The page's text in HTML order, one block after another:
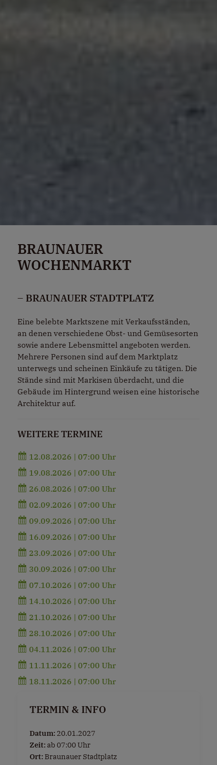
BRAUNAUER
WOCHENMARKT
– BRAUNAUER STADTPLATZ
Eine belebte Marktszene mit Verkaufsständen,
an denen verschiedene Obst- und Gemüsesorten
sowie andere Lebensmittel angeboten werden.
Mehrere Personen sind auf dem Marktplatz
unterwegs und scheinen Einkäufe zu tätigen. Die
Stände sind mit Markisen überdacht, und die
Gebäude im Hintergrund weisen eine historische
Architektur auf.
WEITERE TERMINE
12.08.2026 | 07:00 Uhr
19.08.2026 | 07:00 Uhr
26.08.2026 | 07:00 Uhr
02.09.2026 | 07:00 Uhr
09.09.2026 | 07:00 Uhr
16.09.2026 | 07:00 Uhr
23.09.2026 | 07:00 Uhr
30.09.2026 | 07:00 Uhr
07.10.2026 | 07:00 Uhr
14.10.2026 | 07:00 Uhr
21.10.2026 | 07:00 Uhr
28.10.2026 | 07:00 Uhr
04.11.2026 | 07:00 Uhr
11.11.2026 | 07:00 Uhr
18.11.2026 | 07:00 Uhr
TERMIN & INFO
Datum: 20.01.2027
Zeit: ab 07:00 Uhr
Ort: Braunauer Stadtplatz